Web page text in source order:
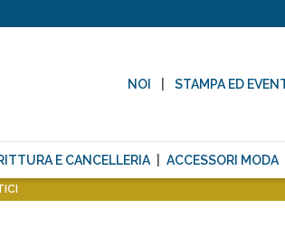
NOI STAMPA ED
E CANCELLERIA ACCESSORI MODA